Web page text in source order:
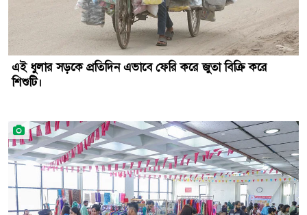
এই ধুলার সড়কে প্রতিদিন এভাবে ফেরি করে জুতা বিক্রি করে
শিশুটি।